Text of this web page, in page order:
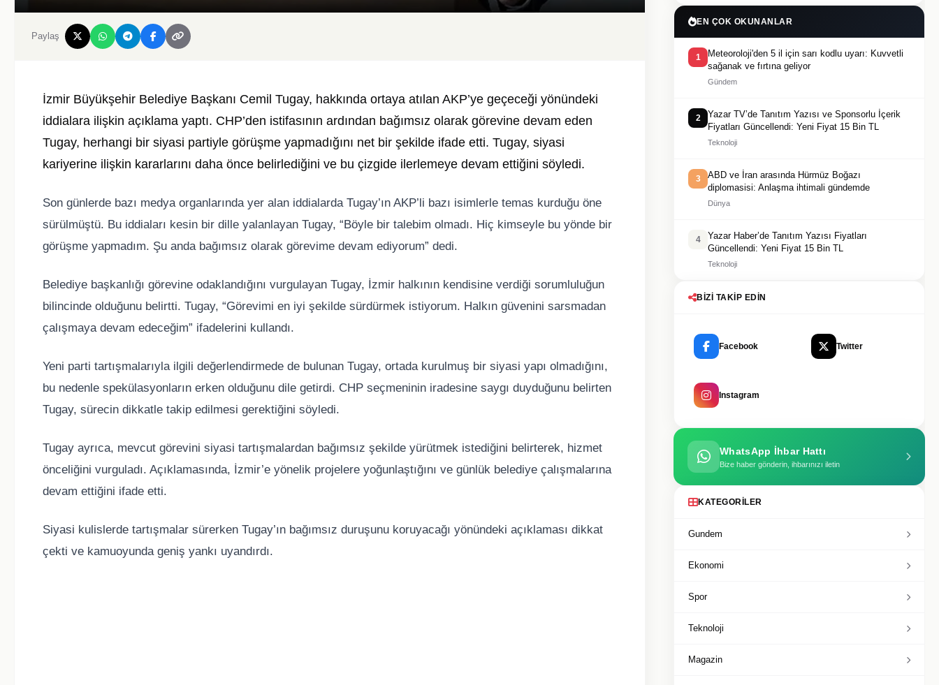
Paylaş
İzmir Büyükşehir Belediye Başkanı Cemil Tugay, hakkında ortaya atılan AKP’ye geçeceği yönündeki
iddialara ilişkin açıklama yaptı. CHP’den istifasının ardından bağımsız olarak görevine devam eden
Tugay, herhangi bir siyasi partiyle görüşme yapmadığını net bir şekilde ifade etti. Tugay, siyasi
kariyerine ilişkin kararlarını daha önce belirlediğini ve bu çizgide ilerlemeye devam ettiğini söyledi.
Son günlerde bazı medya organlarında yer alan iddialarda Tugay’ın AKP’li bazı isimlerle temas kurduğu öne
sürülmüştü. Bu iddiaları kesin bir dille yalanlayan Tugay, “Böyle bir talebim olmadı. Hiç kimseyle bu yönde bir
görüşme yapmadım. Şu anda bağımsız olarak görevime devam ediyorum” dedi.
Belediye başkanlığı görevine odaklandığını vurgulayan Tugay, İzmir halkının kendisine verdiği sorumluluğun
bilincinde olduğunu belirtti. Tugay, “Görevimi en iyi şekilde sürdürmek istiyorum. Halkın güvenini sarsmadan
çalışmaya devam edeceğim” ifadelerini kullandı.
Yeni parti tartışmalarıyla ilgili değerlendirmede de bulunan Tugay, ortada kurulmuş bir siyasi yapı olmadığını,
bu nedenle spekülasyonların erken olduğunu dile getirdi. CHP seçmeninin iradesine saygı duyduğunu belirten
Tugay, sürecin dikkatle takip edilmesi gerektiğini söyledi.
Tugay ayrıca, mevcut görevini siyasi tartışmalardan bağımsız şekilde yürütmek istediğini belirterek, hizmet
önceliğini vurguladı. Açıklamasında, İzmir’e yönelik projelere yoğunlaştığını ve günlük belediye çalışmalarına
devam ettiğini ifade etti.
Siyasi kulislerde tartışmalar sürerken Tugay’ın bağımsız duruşunu koruyacağı yönündeki açıklaması dikkat
çekti ve kamuoyunda geniş yankı uyandırdı.
EN ÇOK OKUNANLAR
1
Meteoroloji'den 5 il için sarı kodlu uyarı: Kuvvetli
sağanak ve fırtına geliyor
Gündem
2
Yazar TV’de Tanıtım Yazısı ve Sponsorlu İçerik
Fiyatları Güncellendi: Yeni Fiyat 15 Bin TL
Teknoloji
3
ABD ve İran arasında Hürmüz Boğazı
diplomasisi: Anlaşma ihtimali gündemde
Dünya
4
Yazar Haber’de Tanıtım Yazısı Fiyatları
Güncellendi: Yeni Fiyat 15 Bin TL
Teknoloji
BIZI TAKIP EDIN
Facebook Twitter
Instagram
WhatsApp İhbar Hattı
Bize haber gönderin, ihbarınızı iletin
KATEGORILER
Gundem
Ekonomi
Spor
Teknoloji
Magazin